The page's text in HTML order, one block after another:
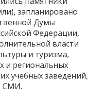
запланировано
Думы
Федерации,
власти
и туризма,
и региональных
учебных заведений,
СМИ.